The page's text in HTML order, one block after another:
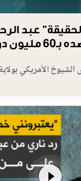
عبد
دولار!
الشيوخ الأمريكي